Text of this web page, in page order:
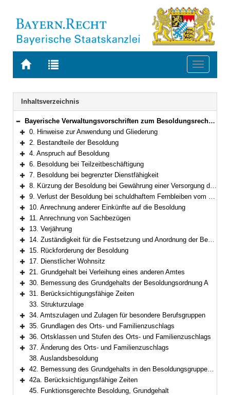
Zur
BAYERN.RECHT
Zur
letzten
Suche
Toggle
Navigation
Inhaltsverzeichnis
Bereich reduzieren
Bayerische Verwaltungsvorschriften zum Besoldungsrecht und Nebengebieten
Bereich erweitern
0. Hinweise zur Anwendung und Gliederung
Bereich erweitern
2. Bestandteile der Besoldung
Bereich erweitern
4. Anspruch auf Besoldung
Bereich erweitern
6. Besoldung bei Teilzeitbeschäftigung
Bereich erweitern
7. Besoldung bei begrenzter Dienstfähigkeit
Bereich erweitern
8. Kürzung der Besoldung bei Gewährung einer Versorgung durch eine zwischenstaatliche oder überstaatliche Einrichtung
Bereich erweitern
9. Verlust der Besoldung bei schuldhaftem Fernbleiben vom Dienst
Bereich erweitern
10. Anrechnung anderer Einkünfte auf die Besoldung
Bereich erweitern
11. Anrechnung von Sachbezügen
Bereich erweitern
13. Verjährung
Bereich erweitern
14. Zuständigkeit für die Festsetzung und Anordnung der Besoldung
Bereich erweitern
15. Rückforderung der Besoldung
Bereich erweitern
17. Dienstlicher Wohnsitz
Bereich erweitern
21. Grundgehalt bei Verleihung eines anderen Amtes
Bereich erweitern
30. Bemessung des Grundgehalts der Besoldungsordnung A
Bereich erweitern
31. Berücksichtigungsfähige Zeiten
33. Strukturzulage
Bereich erweitern
34. Amtszulagen und Zulagen für besondere Berufsgruppen
Bereich erweitern
35. Grundlagen des Orts- und Familienzuschlags
Bereich erweitern
36. Ortsklassen und Stufen des Orts- und Familienzuschlags
Bereich erweitern
37. Änderung des Orts- und Familienzuschlags
38. Auslandsbesoldung
Bereich erweitern
42. Bemessung des Grundgehalts in den Besoldungsgruppen W 2 und W 3
Bereich erweitern
42a. Berücksichtigungsfähige Zeiten
45. Funktionsgerechte Besoldung, Grundgehalt